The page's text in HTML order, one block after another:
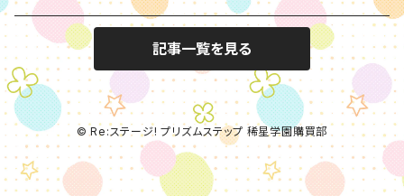
記事一覧を見る
© Re:ステージ! プリズムステップ 稀星学園購買部